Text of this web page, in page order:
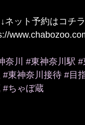
ネット予約はコチ
奈川 #東神奈川駅 #
#東神奈川接待 #目
#ちゃぼ蔵